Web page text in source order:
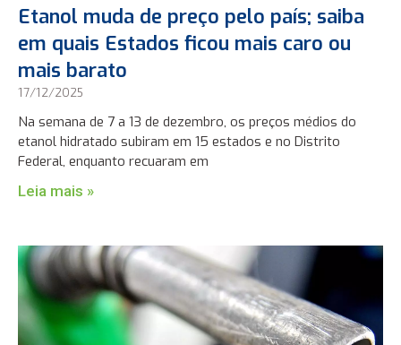
Etanol muda de preço pelo país; saiba
em quais Estados ficou mais caro ou
mais barato
17/12/2025
Na semana de 7 a 13 de dezembro, os preços médios do
etanol hidratado subiram em 15 estados e no Distrito
Federal, enquanto recuaram em
Leia mais »